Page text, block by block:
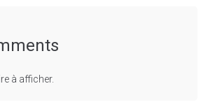
à afficher.